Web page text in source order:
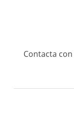
Contacta